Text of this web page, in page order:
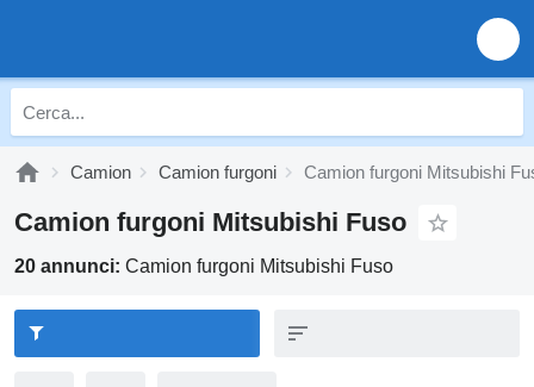
Camion Camion furgoni Camion furgoni Mitsubishi
Camion furgoni Mitsubishi Fuso
20 annunci: Camion furgoni Mitsubishi Fuso